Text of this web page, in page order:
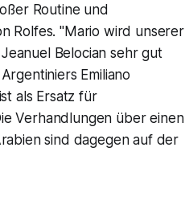
Routine und
Rolfes. "Mario wird unserer
Belocian sehr gut
Emiliano
als Ersatz für
Verhandlungen über einen
sind dagegen auf der